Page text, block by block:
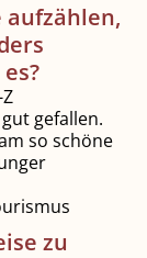
aufzählen,
gefallen.
so schöne
zu